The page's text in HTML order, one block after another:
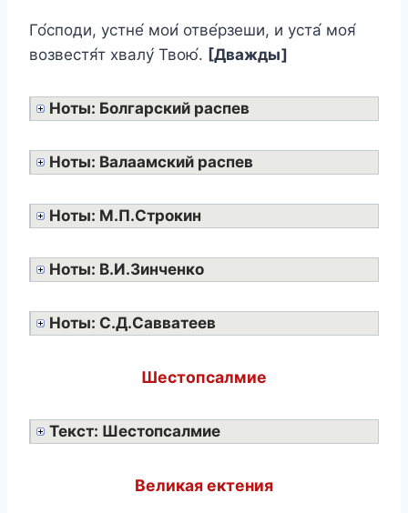
Го́споди, устне́ мои́ отве́рзеши, и уста́ моя́
возвестя́т хвалу́ Твою́. [Дважды]
Ноты: Болгарский распев
Ноты: Валаамский распев
Ноты: М.П.Строкин
Ноты: В.И.Зинченко
Ноты: С.Д.Савватеев
Шестопсалмие
Текст: Шестопсалмие
Великая ектения